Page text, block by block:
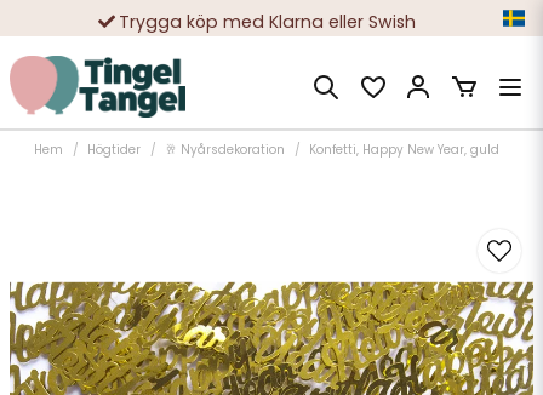
Trygga köp med Klarna eller Swish
10 000-tals nöjda kunder
Hem Högtider 🥂 Nyårsdekoration Konfetti, Happy New Year, guld